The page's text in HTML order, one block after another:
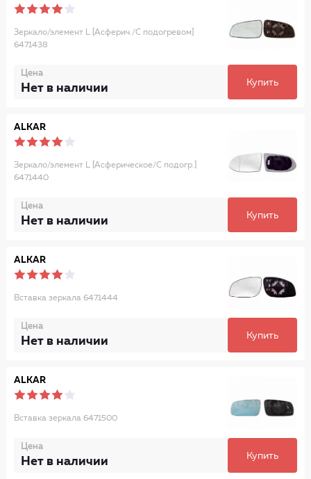
Зеркало/элемент L [Асферич./С подогревом]
6471438
Цена
Нет в наличии Купить
ALKAR
Зеркало/элемент L [Асферическое/С подогр.]
6471440
Цена
Нет в наличии Купить
ALKAR
Вставка зеркала 6471444
Цена
Нет в наличии Купить
ALKAR
Вставка зеркала 6471500
Цена
Нет в наличии Купить